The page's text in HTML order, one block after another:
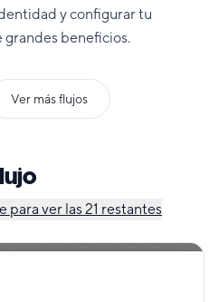
y configurar tu
beneficios.
Ver más flujos
para ver las 21 restantes